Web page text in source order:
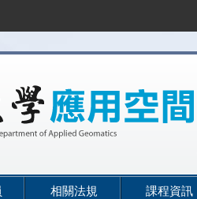
相關法規 課程資訊